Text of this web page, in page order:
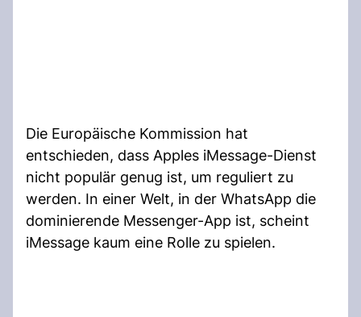
Die Europäische Kommission hat
entschieden, dass Apples iMessage-Dienst
nicht populär genug ist, um reguliert zu
werden. In einer Welt, in der WhatsApp die
dominierende Messenger-App ist, scheint
iMessage kaum eine Rolle zu spielen.